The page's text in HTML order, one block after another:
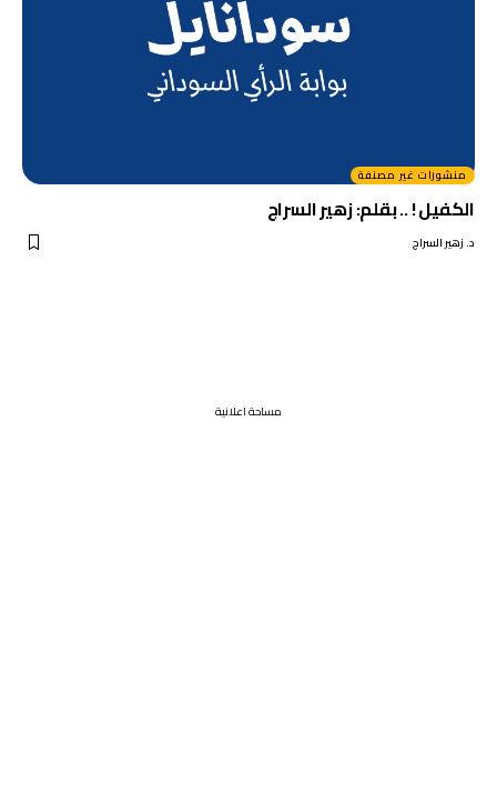
منشورات غير مصنفة
الكفيل ! .. بقلم: زهير السراج
د. زهير السراج
مساحة اعلانية